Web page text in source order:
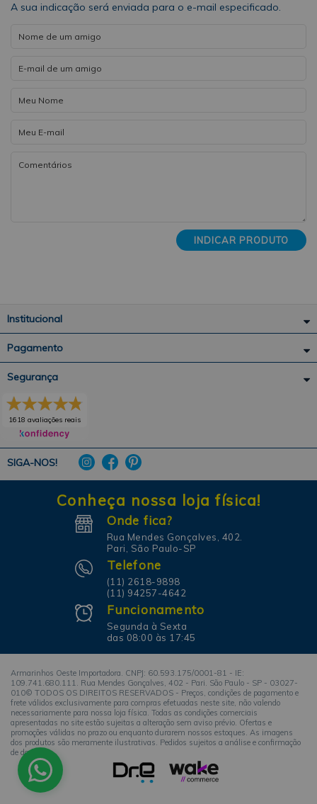
A sua indicação será enviada para o e-mail especificado.
INDICAR PRODUTO
Institucional
Pagamento
SIGA-NOS!
Segurança
1618 avaliações reais
Conheça nossa loja física!
Onde fica?
Rua Mendes Gonçalves, 402.
Pari, São Paulo-SP
Telefone
(11) 2618-9898
(11) 94257-4642
Funcionamento
Segunda à Sexta
das 08:00 às 17:45
Armarinhos Oeste Importadora. CNPJ: 60.593.175/0001-81 - IE:
109.741.680.111. Rua Mendes Gonçalves, 402 - Pari. São Paulo - SP - 03027-
010© TODOS OS DIREITOS RESERVADOS - Preços, condições de pagamento e
frete válidos exclusivamente para compras efetuadas neste site, não valendo
necessariamente para nossa loja física. Todas as condições comerciais
apresentadas no site estão sujeitas a alteração sem aviso prévio. Ofertas e
promoções válidas no prazo ou enquanto durarem nossos estoques. As imagens
dos produtos são meramente ilustrativas. Pedidos sujeitos a análise e confirmação
de dados.